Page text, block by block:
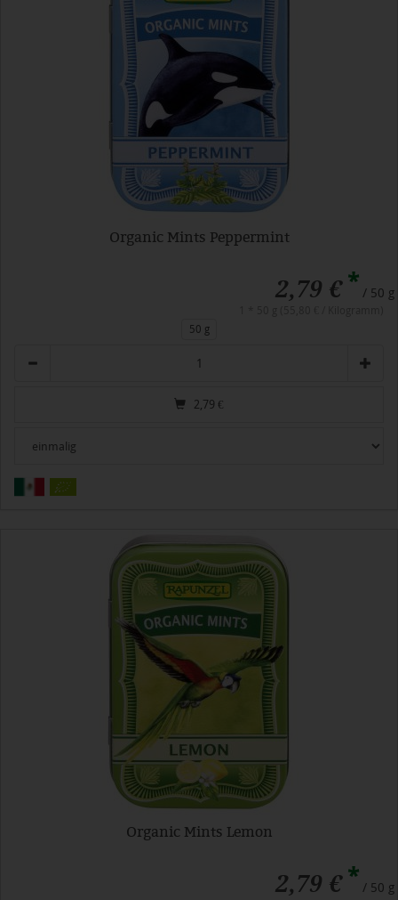
Organic Mints Peppermint
2,79 €* / 50 g
50 g
2,79 €
Organic Mints Lemon
2,79 €* / 50 g